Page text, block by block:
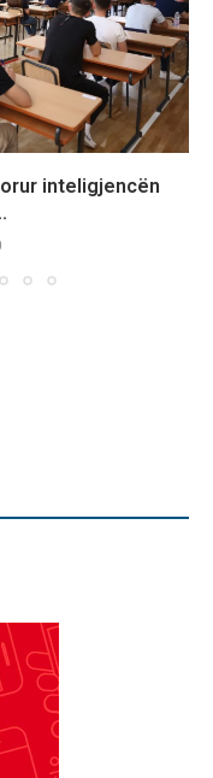
inteligjencën